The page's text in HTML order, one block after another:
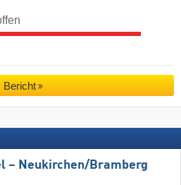
Bericht
– Neukirchen/​Bramberg